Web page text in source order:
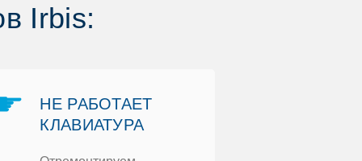
Irbis:
НЕ РАБOТАЕТ
КЛАВИАТУРА